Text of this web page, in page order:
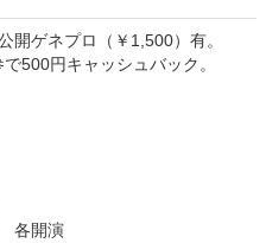
ゲネプロ（￥1,500）有。
500円キャッシュバック。
各開演